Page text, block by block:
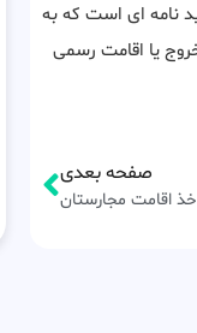
نامه ای است که به
یا اقامت رسمی
صفحه بعدی
اقامت مجارستان